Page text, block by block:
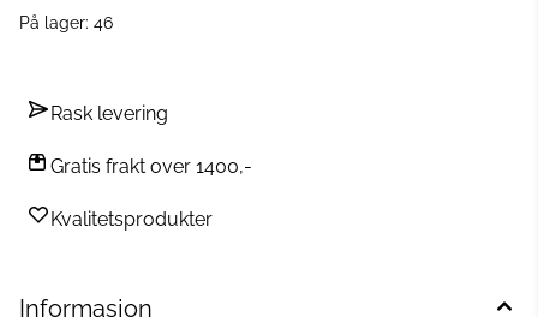
På lager: 46
Rask levering
Gratis frakt over 1400,-
Kvalitetsprodukter
Informasjon